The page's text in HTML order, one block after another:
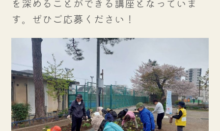
す。ぜひご応募ください！